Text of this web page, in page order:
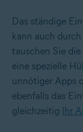
Das ständige
kann auch
tauschen Sie
eine spezielle
unnötiger Apps
ebenfalls das
gleichzeitig Ihr